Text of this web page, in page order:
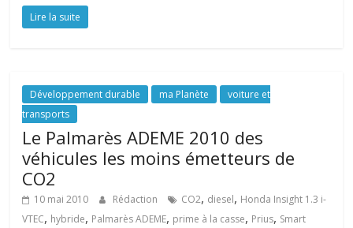
Lire la suite
Développement durable ma Planète
voiture et
transports
Le Palmarès ADEME 2010 des
véhicules les moins émetteurs de
CO2
10 mai 2010 Rédaction CO2, diesel, Honda Insight 1.3 i-
VTEC, hybride, Palmarès ADEME, prime à la casse, Prius, Smart